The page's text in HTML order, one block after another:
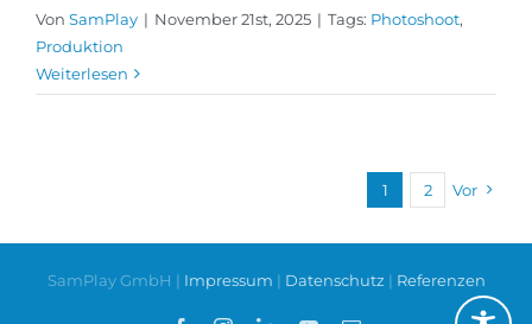
Von SamPlay | November 21st, 2025 | Tags: Photoshoot,
Produktion
Weiterlesen
1 2 Vor
SamPlay GmbH | Impressum | Datenschutz | Referenzen